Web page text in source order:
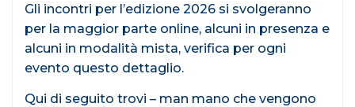
Gli incontri per l’edizione 2026 si svolgeranno
per la maggior parte online, alcuni in presenza e
alcuni in modalità mista, verifica per ogni
evento questo dettaglio.
Qui di seguito trovi – man mano che vengono